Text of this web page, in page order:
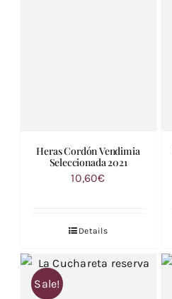
Heras Cordón Vendimia
Seleccionada 2021
10,60€
Details
Sale!